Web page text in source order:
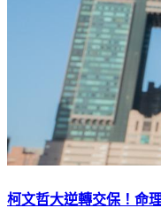
柯文哲大逆轉交保！命